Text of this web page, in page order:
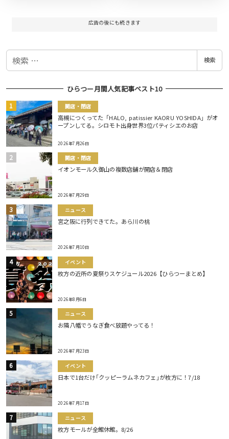
広告の後にも続きます
検
検索
ひらつー月間人気記事ベスト10
開店・閉店
高槻につくってた「HALO, patissier KAORU YOSHIDA」がオ
ープンしてる。シロモト出身世界3位パティシエのお店
2026年7月26日
開店・閉店
イオンモール久御山の複数店舗が開店＆閉店
2026年7月29日
ニュース
宮之阪に行列できてた。あら川の桃
2026年7月10日
イベント
枚方の近所の夏祭りスケジュール2026【ひらつーまとめ】
2026年8月6日
ニュース
お隣八幡でうなぎ食べ放題やってる！
2026年7月23日
イベント
日本で1台だけ｢クッピーラムネカフェ｣が枚方に！7/18
2026年7月17日
ニュース
枚方モールが全館休館。8/26